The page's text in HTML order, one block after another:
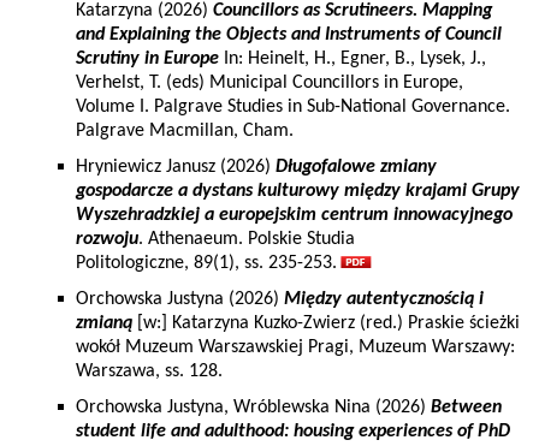
Katarzyna (2026) Councillors as Scrutineers. Mapping
and Explaining the Objects and Instruments of Council
Scrutiny in Europe In: Heinelt, H., Egner, B., Lysek, J.,
Verhelst, T. (eds) Municipal Councillors in Europe,
Volume I. Palgrave Studies in Sub-National Governance.
Palgrave Macmillan, Cham.
Hryniewicz Janusz (2026) Długofalowe zmiany
gospodarcze a dystans kulturowy między krajami Grupy
Wyszehradzkiej a europejskim centrum innowacyjnego
rozwoju. Athenaeum. Polskie Studia
Politologiczne, 89(1), ss. 235-253.
Orchowska Justyna (2026) Między autentycznością i
zmianą [w:] Katarzyna Kuzko-Zwierz (red.) Praskie ścieżki
wokół Muzeum Warszawskiej Pragi, Muzeum Warszawy:
Warszawa, ss. 128.
Orchowska Justyna, Wróblewska Nina (2026) Between
student life and adulthood: housing experiences of PhD